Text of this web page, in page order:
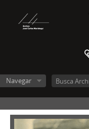
Navegar